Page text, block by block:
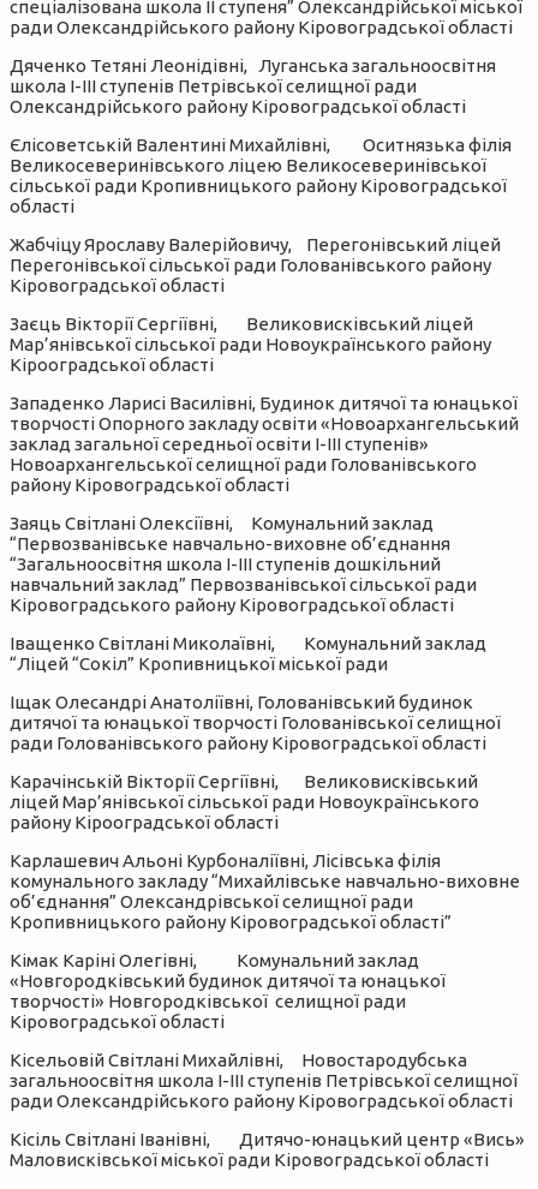
спеціалізована школа ІІ ступеня” Олександрійської міської
ради Олександрійського району Кіровоградської області
Дяченко Тетяні Леонідівні, Луганська загальноосвітня
школа І-ІІІ ступенів Петрівської селищної ради
Олександрійського району Кіровоградської області
Єлісоветській Валентині Михайлівні, Оситнязька філія
Великосеверинівського ліцею Великосеверинівської
сільської ради Кропивницького району Кіровоградської
області
Жабчіцу Ярославу Валерійовичу, Перегонівський ліцей
Перегонівської сільської ради Голованівського району
Кіровоградської області
Заєць Вікторії Сергіївні, Великовисківський ліцей
Мар’янівської сільської ради Новоукраїнського району
Кірооградської області
Западенко Ларисі Василівні, Будинок дитячої та юнацької
творчості Опорного закладу освіти «Новоархангельський
заклад загальної середньої освіти І-ІІІ ступенів»
Новоархангельської селищної ради Голованівського
району Кіровоградської області
Заяць Світлані Олексіївні, Комунальний заклад
“Первозванівське навчально-виховне об’єднання
“Загальноосвітня школа І-ІІІ ступенів дошкільний
навчальний заклад” Первозванівської сільської ради
Кіровоградського району Кіровоградської області
Іващенко Світлані Миколаївні, Комунальний заклад
“Ліцей “Сокіл” Кропивницької міської ради
Іщак Олесандрі Анатоліївні, Голованівський будинок
дитячої та юнацької творчості Голованівської селищної
ради Голованівського району Кіровоградської області
Карачінській Вікторії Сергіївні, Великовисківський
ліцей Мар’янівської сільської ради Новоукраїнського
району Кірооградської області
Карлашевич Альоні Курбоналіївні, Лісівська філія
комунального закладу “Михайлівське навчально-виховне
об’єднання” Олександрівської селищної ради
Кропивницького району Кіровоградської області”
Кімак Каріні Олегівні, Комунальний заклад
«Новгородківський будинок дитячої та юнацької
творчості» Новгородківської селищної ради
Кіровоградської області
Кісельовій Світлані Михайлівні, Новостародубська
загальноосвітня школа І-ІІІ ступенів Петрівської селищної
ради Олександрійського району Кіровоградської області
Кісіль Світлані Іванівні, Дитячо-юнацький центр «Вись»
Маловисківської міської ради Кіровоградської області